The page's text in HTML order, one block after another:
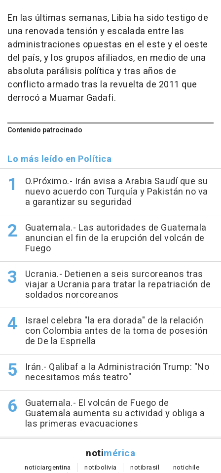
En las últimas semanas, Libia ha sido testigo de
una renovada tensión y escalada entre las
administraciones opuestas en el este y el oeste
del país, y los grupos afiliados, en medio de una
absoluta parálisis política y tras años de
conflicto armado tras la revuelta de 2011 que
derrocó a Muamar Gadafi.
Contenido patrocinado
Lo más leído en Política
O.Próximo.- Irán avisa a Arabia Saudí que su
nuevo acuerdo con Turquía y Pakistán no va
a garantizar su seguridad
Guatemala.- Las autoridades de Guatemala
anuncian el fin de la erupción del volcán de
Fuego
Ucrania.- Detienen a seis surcoreanos tras
viajar a Ucrania para tratar la repatriación de
soldados norcoreanos
Israel celebra "la era dorada" de la relación
con Colombia antes de la toma de posesión
de De la Espriella
Irán.- Qalibaf a la Administración Trump: "No
necesitamos más teatro"
Guatemala.- El volcán de Fuego de
Guatemala aumenta su actividad y obliga a
las primeras evacuaciones
notimérica
noticiargentina notibolivia notibrasil notichile